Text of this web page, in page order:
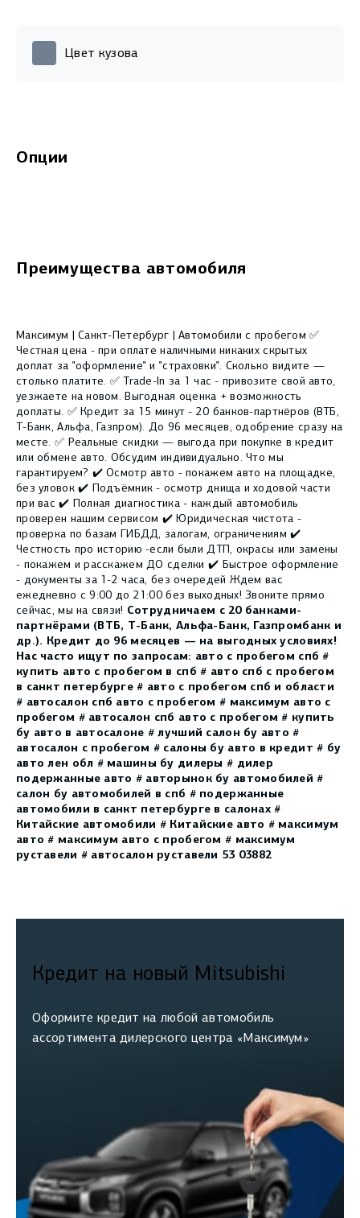
Цвет кузова
Опции
Преимущества автомобиля
Максимум | Санкт-Петербург | Автомобили с пробегом ✅
Честная цена - при оплате наличными никаких скрытых
доплат за "оформление" и "страховки". Сколько видите —
столько платите. ✅ Trade-In за 1 час - привозите свой авто,
уезжаете на новом. Выгодная оценка + возможность
доплаты. ✅ Кредит за 15 минут - 20 банков-партнёров (ВТБ,
Т-Банк, Альфа, Газпром). До 96 месяцев, одобрение сразу на
месте. ✅ Реальные скидки — выгода при покупке в кредит
или обмене авто. Обсудим индивидуально. Что мы
гарантируем? ✔️ Осмотр авто - покажем авто на площадке,
без уловок ✔️ Подъёмник - осмотр днища и ходовой части
при вас ✔️ Полная диагностика - каждый автомобиль
проверен нашим сервисом ✔️ Юридическая чистота -
проверка по базам ГИБДД, залогам, ограничениям ✔️
Честность про историю -если были ДТП, окрасы или замены
- покажем и расскажем ДО сделки ✔️ Быстрое оформление
- документы за 1-2 часа, без очередей Ждем вас
ежедневно с 9:00 до 21:00 без выходных! Звоните прямо
сейчас, мы на связи! Сотрудничаем с 20 банками-
партнёрами (ВТБ, Т-Банк, Альфа-Банк, Газпромбанк и
др.). Кредит до 96 месяцев — на выгодных условиях!
Нас часто ищут по запросам: авто с пробегом спб #
купить авто с пробегом в спб # авто спб с пробегом
в санкт петербурге # авто с пробегом спб и области
# автосалон спб авто с пробегом # максимум авто с
пробегом # автосалон спб авто с пробегом # купить
бу авто в автосалоне # лучший салон бу авто #
автосалон с пробегом # салоны бу авто в кредит # бу
авто лен обл # машины бу дилеры # дилер
подержанные авто # авторынок бу автомобилей #
салон бу автомобилей в спб # подержанные
автомобили в санкт петербурге в салонах #
Китайские автомобили # Китайские авто # максимум
авто # максимум авто с пробегом # максимум
руставели # автосалон руставели 53 03882
Кредит на новый Mitsubishi
Оформите кредит на любой автомобиль
ассортимента дилерского центра «Максимум»